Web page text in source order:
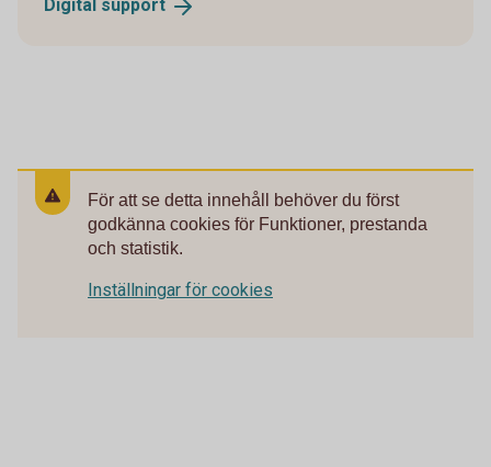
Digital support
För att se detta innehåll behöver du först
godkänna cookies för Funktioner, prestanda
och statistik.
Inställningar för cookies